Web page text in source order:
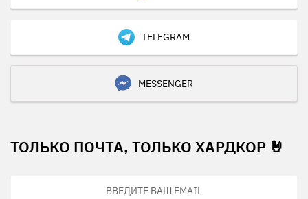
TELEGRAM
MESSENGER
ТОЛЬКО ПОЧТА, ТОЛЬКО ХАРДКОР 🤘